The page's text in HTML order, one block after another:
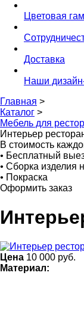
Цветовая
Доставка
Наши
Главная >
Каталог >
Мебель для
Интерьер
В стоимость
• Бесплатный
• Сборка изделия
• Покраска
Оформить заказ
Цена 10 000 руб.
Материал: